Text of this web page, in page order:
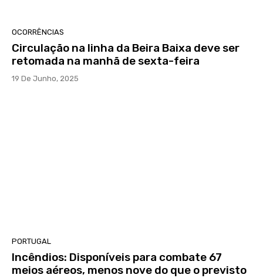
OCORRÊNCIAS
Circulação na linha da Beira Baixa deve ser
retomada na manhã de sexta-feira
19 De Junho, 2025
PORTUGAL
Incêndios: Disponíveis para combate 67
meios aéreos, menos nove do que o previsto